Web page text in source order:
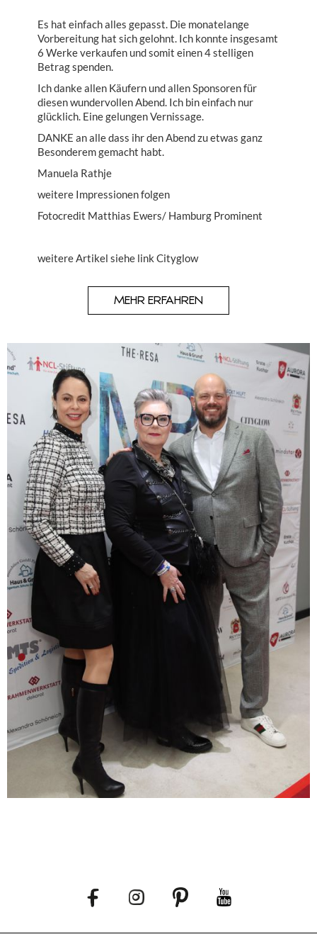
Es hat einfach alles gepasst. Die monatelange
Vorbereitung hat sich gelohnt. Ich konnte insgesamt
6 Werke verkaufen und somit einen 4 stelligen
Betrag spenden.
Ich danke allen Käufern und allen Sponsoren für
diesen wundervollen Abend. Ich bin einfach nur
glücklich. Eine gelungen Vernissage.
DANKE an alle dass ihr den Abend zu etwas ganz
Besonderem gemacht habt.
Manuela Rathje
weitere Impressionen folgen
Fotocredit Matthias Ewers/ Hamburg Prominent
weitere Artikel siehe link Cityglow
MEHR ERFAHREN